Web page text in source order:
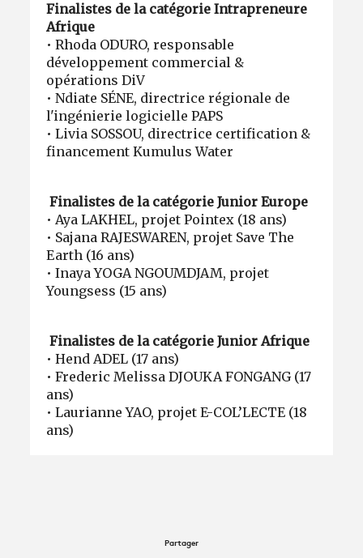
Finalistes de la catégorie Intrapreneure
Afrique
• Rhoda ODURO, responsable
développement commercial &
opérations DiV
• Ndiate SÉNE, directrice régionale de
l'ingénierie logicielle PAPS
• Livia SOSSOU, directrice certification &
financement Kumulus Water
Finalistes de la catégorie Junior Europe
• Aya LAKHEL, projet Pointex (18 ans)
• Sajana RAJESWAREN, projet Save The
Earth (16 ans)
• Inaya YOGA NGOUMDJAM, projet
Youngsess (15 ans)
Finalistes de la catégorie Junior Afrique
• Hend ADEL (17 ans)
• Frederic Melissa DJOUKA FONGANG (17
ans)
• Laurianne YAO, projet E-COL’LECTE (18
ans)
Partager